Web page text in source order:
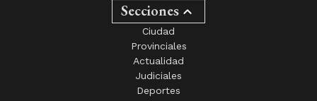
Secciones
Ciudad
Provinciales
Actualidad
Judiciales
Deportes